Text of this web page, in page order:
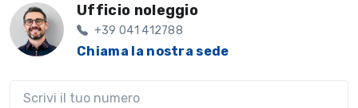
Ufficio noleggio
+39 041 412788
Chiama la nostra sede